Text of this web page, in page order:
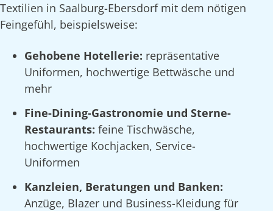
Textilien in Saalburg-Ebersdorf mit dem nötigen
Feingefühl, beispielsweise:
Gehobene Hotellerie: repräsentative
Uniformen, hochwertige Bettwäsche und
mehr
Fine-Dining-Gastronomie und Sterne-
Restaurants: feine Tischwäsche,
hochwertige Kochjacken, Service-
Uniformen
Kanzleien, Beratungen und Banken:
Anzüge, Blazer und Business-Kleidung für